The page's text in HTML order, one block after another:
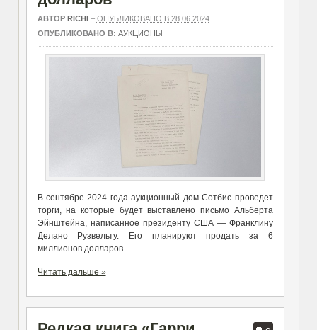
АВТОР RICHI – ОПУБЛИКОВАНО В 28.06.2024
ОПУБЛИКОВАНО В: АУКЦИОНЫ
В сентябре 2024 года аукционный дом Сотбис проведет
торги, на которые будет выставлено письмо Альберта
Эйнштейна, написанное президенту США — Франклину
Делано Рузвельту. Его планируют продать за 6
миллионов долларов.
Читать дальше »